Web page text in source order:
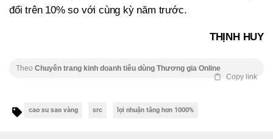
đổi trên 10% so với cùng kỳ năm trước.
THỊNH HUY
Theo Chuyên trang kinh doanh tiêu dùng Thương gia Online
Copy link
cao su sao vàng src lợi nhuận tăng hơn 1000%